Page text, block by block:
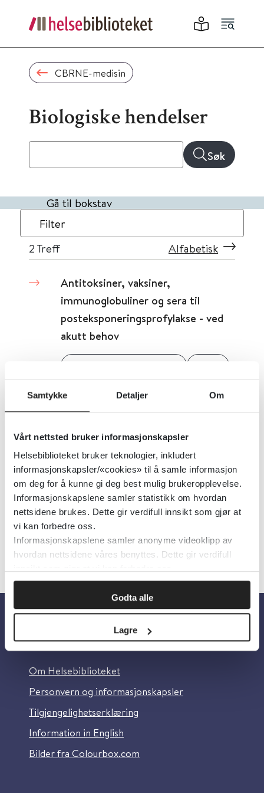
Samtykke Detaljer Om
Vårt nettsted bruker informasjonskapsler
Helsebiblioteket bruker teknologier, inkludert
informasjonskapsler/«cookies» til å samle informasjon
om deg for å kunne gi deg best mulig brukeropplevelse.
Informasjonskapslene samler statistikk om hvordan
nettsidene brukes. Dette gir verdifull innsikt som gjør at
vi kan forbedre oss.
Informasjonskapslene samler anonyme videoklipp av
hvordan nettsidene våres benyttes. Dette gir verdifull
Godta alle
Lagre
CBRNE-medisin
Biologiske hendelser
Søk
Gå til bokstav
Filter
2 Treff Alfabetisk
Antitoksiner, vaksiner,
immunoglobuliner og sera til
posteksponeringsprofylakse - ved
akutt behov
Smitterisikovurdering vedr. covid-
19 - eksempel på pre-triage skjema
Oslo Universitetssykehus
Detaljer
Om Helsebiblioteket
Personvern og informasjonskapsler
Tilgjengelighetserklæring
Information in English
Bilder fra Colourbox.com